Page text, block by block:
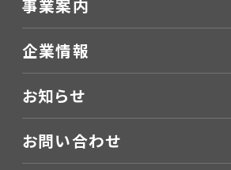
事業案内
企業情報
お知らせ
お問い合わせ